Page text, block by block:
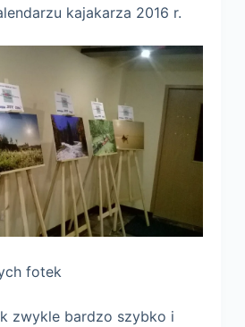
kajakarza 2016 r.
fotek
zwykle bardzo szybko i